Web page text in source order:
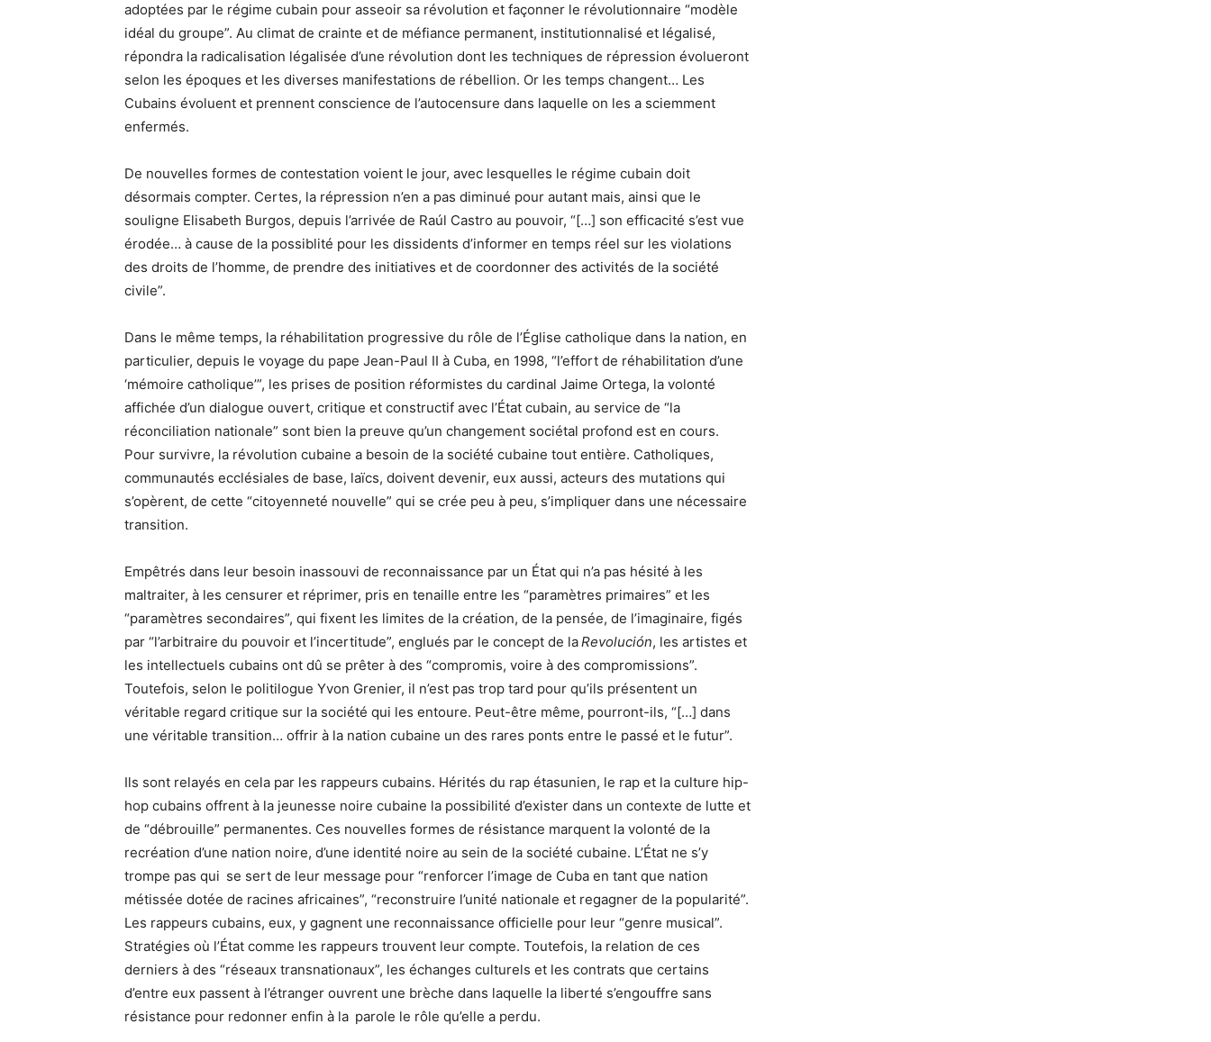
adoptées par le régime cubain pour asseoir sa révolution et façonner le révolutionnaire “modèle
idéal du groupe”. Au climat de crainte et de méfiance permanent, institutionnalisé et légalisé,
répondra la radicalisation légalisée d’une révolution dont les techniques de répression évolueront
selon les époques et les diverses manifestations de rébellion. Or les temps changent… Les
Cubains évoluent et prennent conscience de l’autocensure dans laquelle on les a sciemment
enfermés.
De nouvelles formes de contestation voient le jour, avec lesquelles le régime cubain doit
désormais compter. Certes, la répression n’en a pas diminué pour autant mais, ainsi que le
souligne Elisabeth Burgos, depuis l’arrivée de Raúl Castro au pouvoir, “[…] son efficacité s’est vue
érodée… à cause de la possiblité pour les dissidents d’informer en temps réel sur les violations
des droits de l’homme, de prendre des initiatives et de coordonner des activités de la société
civile”.
Dans le même temps, la réhabilitation progressive du rôle de l’Église catholique dans la nation, en
particulier, depuis le voyage du pape Jean-Paul II à Cuba, en 1998, “l’effort de réhabilitation d’une
‘mémoire catholique’”, les prises de position réformistes du cardinal Jaime Ortega, la volonté
affichée d’un dialogue ouvert, critique et constructif avec l’État cubain, au service de “la
réconciliation nationale” sont bien la preuve qu’un changement sociétal profond est en cours.
Pour survivre, la révolution cubaine a besoin de la société cubaine tout entière. Catholiques,
communautés ecclésiales de base, laïcs, doivent devenir, eux aussi, acteurs des mutations qui
s’opèrent, de cette “citoyenneté nouvelle” qui se crée peu à peu, s’impliquer dans une nécessaire
transition.
Empêtrés dans leur besoin inassouvi de reconnaissance par un État qui n’a pas hésité à les
maltraiter, à les censurer et réprimer, pris en tenaille entre les “paramètres primaires” et les
“paramètres secondaires”, qui fixent les limites de la création, de la pensée, de l’imaginaire, figés
par “l’arbitraire du pouvoir et l’incertitude”, englués par le concept de laRevolución, les artistes et
les intellectuels cubains ont dû se prêter à des “compromis, voire à des compromissions”.
Toutefois, selon le politilogue Yvon Grenier, il n’est pas trop tard pour qu’ils présentent un
véritable regard critique sur la société qui les entoure. Peut-être même, pourront-ils, “[…] dans
une véritable transition… offrir à la nation cubaine un des rares ponts entre le passé et le futur”.
Ils sont relayés en cela par les rappeurs cubains. Hérités du rap étasunien, le rap et la culture hip-
hop cubains offrent à la jeunesse noire cubaine la possibilité d’exister dans un contexte de lutte et
de “débrouille” permanentes. Ces nouvelles formes de résistance marquent la volonté de la
recréation d’une nation noire, d’une identité noire au sein de la société cubaine. L’État ne s’y
trompe pas qui se sert de leur message pour “renforcer l’image de Cuba en tant que nation
métissée dotée de racines africaines”, “reconstruire l’unité nationale et regagner de la popularité”.
Les rappeurs cubains, eux, y gagnent une reconnaissance officielle pour leur “genre musical”.
Stratégies où l’État comme les rappeurs trouvent leur compte. Toutefois, la relation de ces
derniers à des “réseaux transnationaux”, les échanges culturels et les contrats que certains
d’entre eux passent à l’étranger ouvrent une brèche dans laquelle la liberté s’engouffre sans
résistance pour redonner enfin à la parole le rôle qu’elle a perdu.